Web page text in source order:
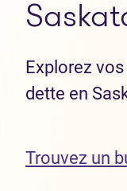
Explorez
dette en
Trouvez un